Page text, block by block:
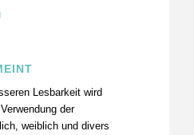
Lesbarkeit wird
der
weiblich und divers